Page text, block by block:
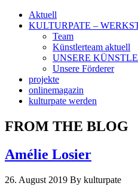
Aktuell
KULTURPATE –
Team
Künstlerteam aktuell
UNSERE
Unsere Förderer
projekte
onlinemagazin
kulturpate werden
FROM THE BLOG
Amélie Losier
26. August 2019 By kulturpate